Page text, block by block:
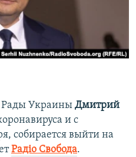
Рады Украины Дмитрий
и с
собирается выйти на
Радіо Свобода.